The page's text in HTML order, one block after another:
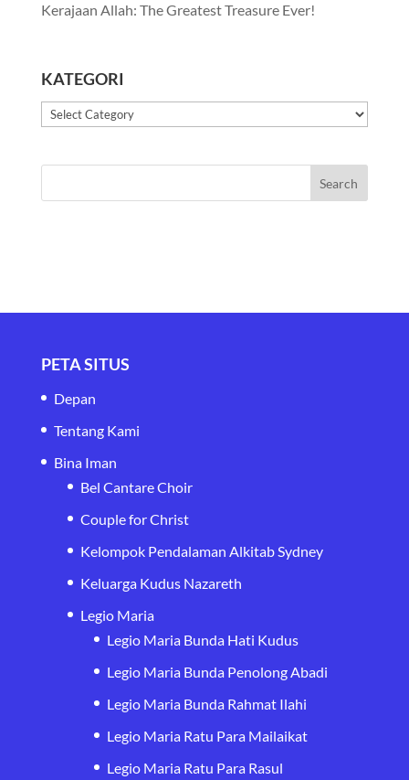
Kerajaan Allah: The Greatest Treasure Ever!
KATEGORI
Kategori
PETA SITUS
Depan
Tentang Kami
Bina Iman
Bel Cantare Choir
Couple for Christ
Kelompok Pendalaman Alkitab Sydney
Keluarga Kudus Nazareth
Legio Maria
Legio Maria Bunda Hati Kudus
Legio Maria Bunda Penolong Abadi
Legio Maria Bunda Rahmat Ilahi
Legio Maria Ratu Para Mailaikat
Legio Maria Ratu Para Rasul